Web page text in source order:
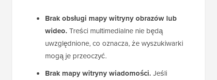
Brak obsługi mapy witryny obrazów lub
wideo. Treści multimedialne nie będą
uwzględnione, co oznacza, że wyszukiwarki
mogą je przeoczyć.
Brak mapy witryny wiadomości. Jeśli